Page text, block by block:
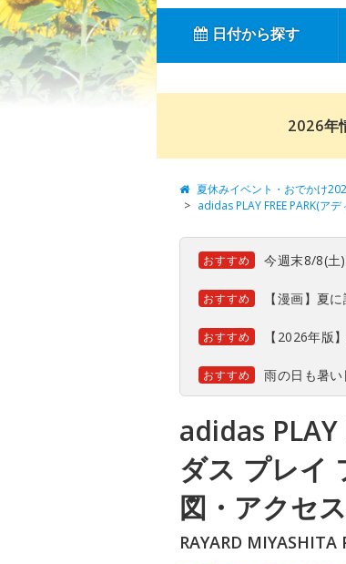
日付から探す
2026年
夏休みイベント・おでかけ
adidas PLAY FREE PARK(ア
おすすめ 今週末8/8(土
おすすめ 【漫画】夏
おすすめ 【2026年版
おすすめ 雨の日も暑
adidas PLAY
ダス プレイ
図・アクセス
RAYARD MIYASHITA